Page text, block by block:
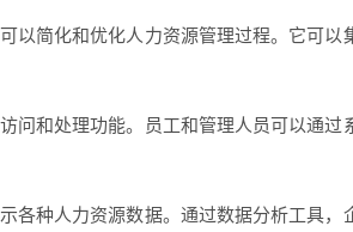
以简化和优化人力资源管理过程。它可
问和处理功能。员工和管理人员可以通
各种人力资源数据。通过数据分析工具